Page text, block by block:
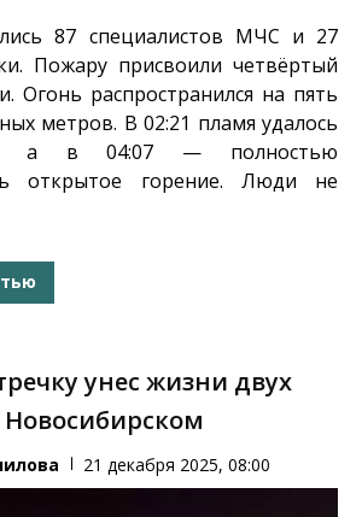
87 специалистов МЧС и 27
Пожару присвоили четвёртый
Огонь распространился на пять
метров. В 02:21 пламя удалось
а в 04:07 — полностью
открытое горение. Люди не
унес жизни двух
21 декабря 2025, 08:00